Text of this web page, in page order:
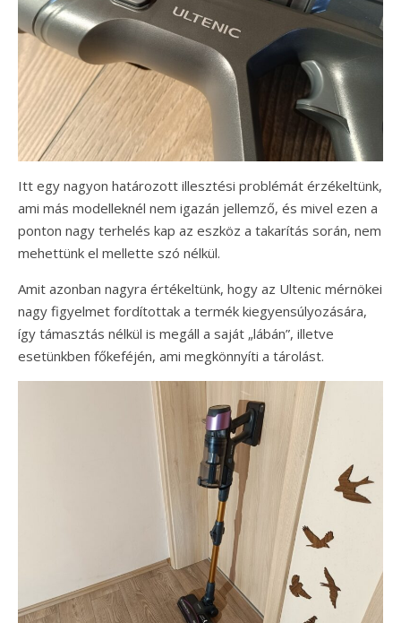
Itt egy nagyon határozott illesztési problémát érzékeltünk,
ami más modelleknél nem igazán jellemző, és mivel ezen a
ponton nagy terhelés kap az eszköz a takarítás során, nem
mehettünk el mellette szó nélkül.
Amit azonban nagyra értékeltünk, hogy az Ultenic mérnökei
nagy figyelmet fordítottak a termék kiegyensúlyozására,
így támasztás nélkül is megáll a saját „lábán”, illetve
esetünkben főkeféjén, ami megkönnyíti a tárolást.